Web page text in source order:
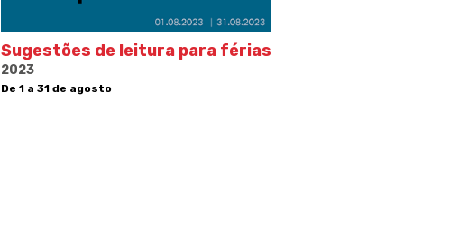
Sugestões de leitura para férias
2023
De 1 a 31 de agosto